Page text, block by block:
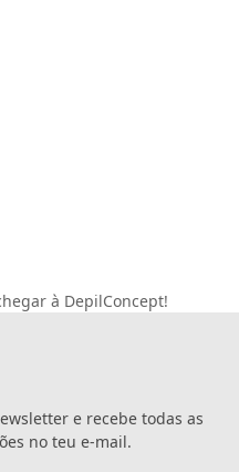
à DepilConcept!
e recebe todas as
no teu e-mail.